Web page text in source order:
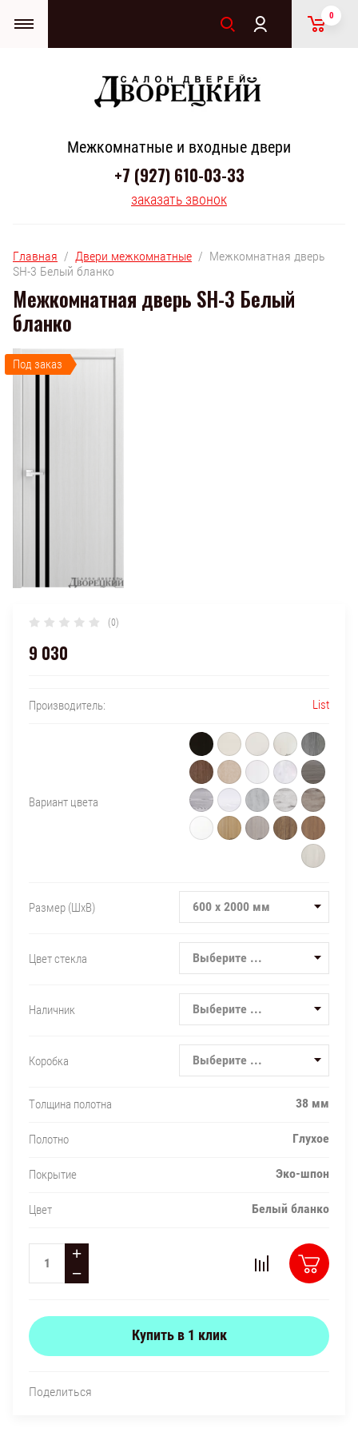
0
Межкомнатные и входные двери
+7 (927) 610-03-33
заказать звонок
Главная
  /
Двери межкомнатные
  /  Межкомнатная дверь
SH-3 Белый бланко
Межкомнатная дверь SH-3 Белый
бланко
Под заказ
(0)
9 030
Производитель: List
Вариант цвета
Размер (ШxВ) 600 х 2000 мм
Цвет стекла Выберите ...
Наличник Выберите ...
Коробка Выберите ...
Толщина полотна 38 мм
Полотно Глухое
Покрытие Эко-шпон
Цвет Белый бланко
+
−
Купить в 1 клик
Поделиться